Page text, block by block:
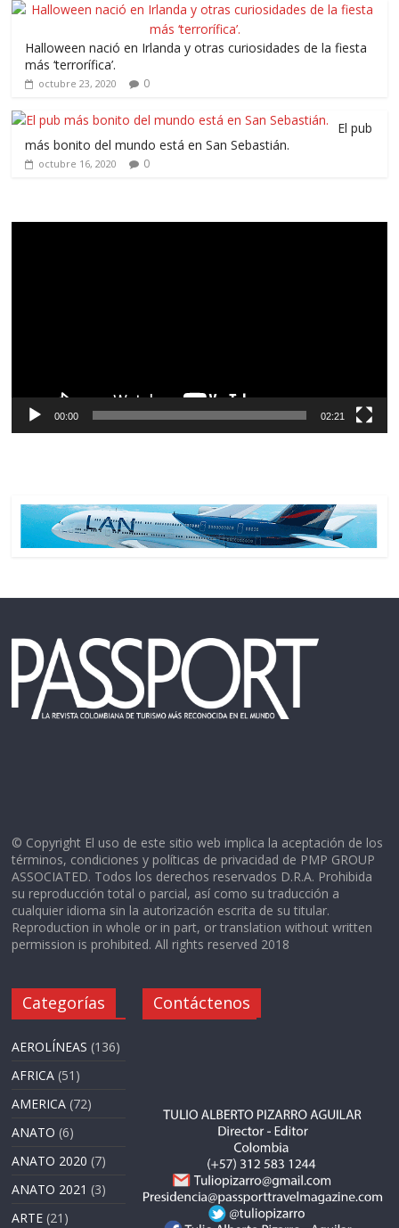
Halloween nació en Irlanda y otras curiosidades de la fiesta
más ‘terrorífica’.
octubre 23, 2020 0
El pub
más bonito del mundo está en San Sebastián.
octubre 16, 2020 0
00:00 02:21
© Copyright El uso de este sitio web implica la aceptación de los
términos, condiciones y políticas de privacidad de PMP GROUP
ASSOCIATED. Todos los derechos reservados D.R.A. Prohibida
su reproducción total o parcial, así como su traducción a
cualquier idioma sin la autorización escrita de su titular.
Reproduction in whole or in part, or translation without written
permission is prohibited. All rights reserved 2018
Categorías
AEROLÍNEAS (136)
AFRICA (51)
AMERICA (72)
ANATO (6)
ANATO 2020 (7)
ANATO 2021 (3)
ARTE (21)
Contáctenos